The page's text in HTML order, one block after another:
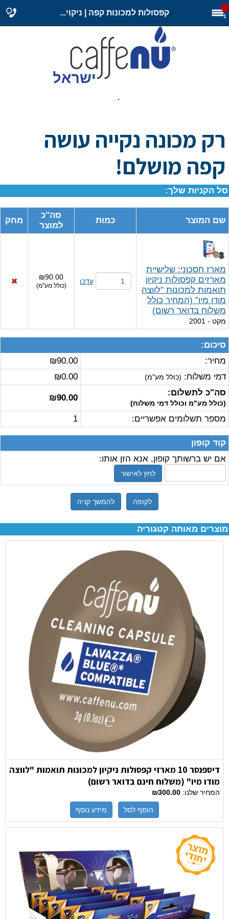
1 קפסולות למכונות קפה | ניקוי...
.
רק מכונה נקייה עושה
קפה מושלם!
סל הקניות שלך:
שם המוצר כמות
סה"כ
למוצר
מחק
מארז חסכוני: שלישיית
מארזים קפסולות ניקיון
תואמות למכונות "לווצה
מודו מיו" (המחיר כולל
משלוח בדואר רשום)
מקט - 2001
עדכן ₪90.00
(כולל מע"מ)
סיכום:
מחיר:
₪90.00
דמי משלוח: (כולל מע"מ)
₪0.00
סה"כ לתשלום:
(כולל מע"מ וכולל דמי משלוח)
₪90.00
מספר תשלומים אפשריים: 1
קוד קופון
אם יש ברשותך קופון, אנא הזן אותו:
לחץ לאישור
לקופה להמשך קניה
מוצרים מאותה קטגוריה
דיספנסר 10 מארזי קפסולות ניקיון למכונות תואמות "לווצה
מודו מיו" (משלוח חינם בדואר רשום)
המחיר שלנו: ₪300.00
הוסף לסל מידע נוסף